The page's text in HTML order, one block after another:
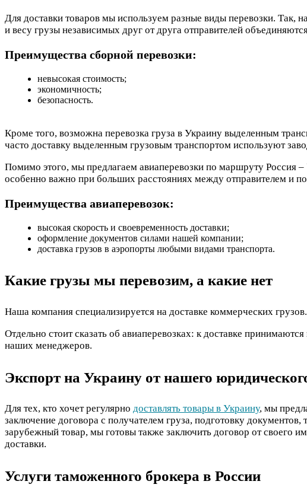
Для доставки товаров мы используем разные виды перевозки. Так,
и весу грузы независимых друг от друга отправителей
Преимущества сборной перевозки:
невысокая стоимость;
экономичность;
безопасность.
Кроме того, возможна перевозка груза в Украину выделенным
часто доставку выделенным грузовым транспортом используют
Помимо этого, мы предлагаем авиаперевозки по маршруту Россия
особенно важно при больших расстояниях между отправителем и
Преимущества авиаперевозок:
высокая скорость и своевременность доставки;
оформление документов силами нашей компании;
доставка грузов в аэропорты любыми видами транспорта.
Какие грузы мы перевозим, а какие нет
Наша компания специализируется на доставке коммерческих
Отдельно стоит сказать об авиаперевозках: к доставке
наших менеджеров.
Экспорт на Украину от нашего
Для тех, кто хочет регулярно доставлять товары в Украину, мы
заключение договора с получателем груза, подготовку
зарубежный товар, мы готовы также заключить договор от своего
доставки.
Услуги таможенного брокера в России